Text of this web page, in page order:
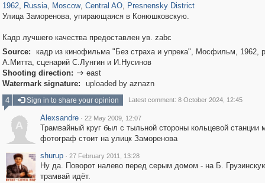
1962, Russia, Moscow, Central AO, Presnensky District
Улица Заморенова, упирающаяся в Конюшковскую.
Кадр лучшего качества предоставлен ув. zabc
Source:
кадр из кинофильма "Без страха и упрека", Мосфильм, 1962,
А.Митта, сценарий С.Лунгин и И.Нусинов
Shooting direction:  east
Watermark signature:
uploaded by aznazn
4
Sign in to share your opinion Latest comment: 8 October 2024, 12:45
A
Alexsandre · 22 May 2009, 12:07
Трамвайный круг был с тыльной стороны кольцевой станции
фотограф стоит на улицк Заморенова
shurup · 27 February 2011, 13:28
Ну да. Поворот налево перед серым домом - на Б.
трамвай идёт.